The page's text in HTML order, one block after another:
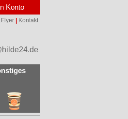
Flyer Kontakt
Konto